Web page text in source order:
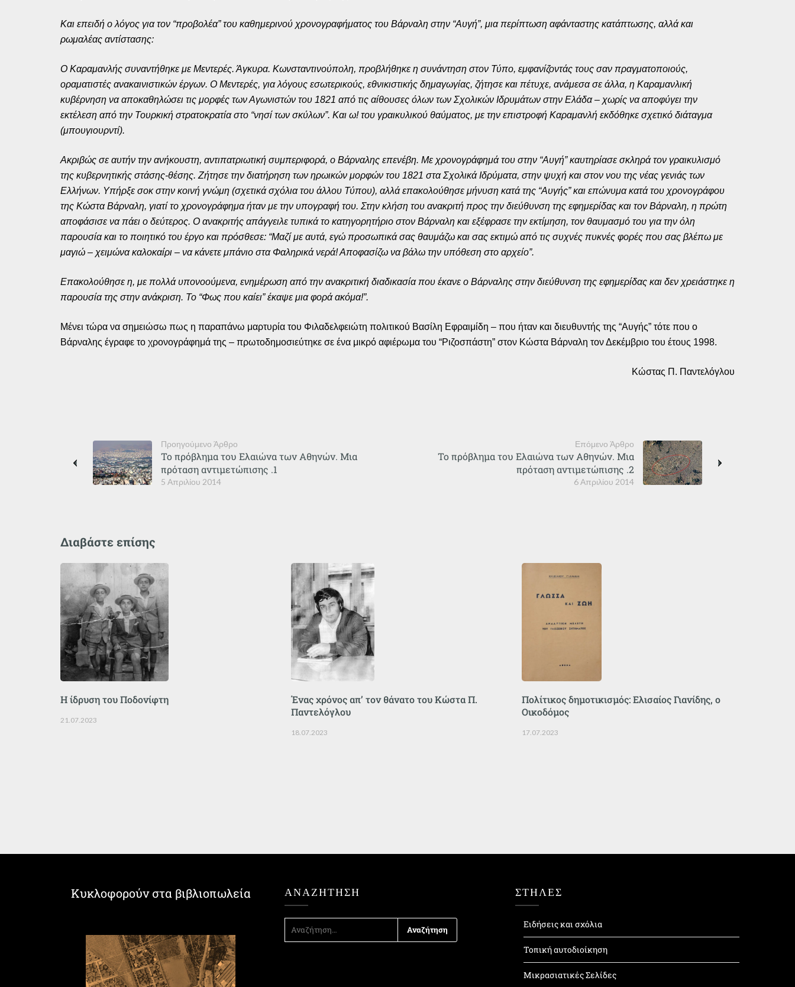
Και επειδή ο λόγος για τον “προβολέα” του καθημερινού χρονογραφήματος του Βάρναλη στην “Αυγή”, μια περίπτωση αφάνταστης κατάπτωσης, αλλά και
ρωμαλέας αντίστασης:
Ο Καραμανλής συναντήθηκε με Μεντερές. Άγκυρα. Κωνσταντινούπολη, προβλήθηκε η συνάντηση στον Τύπο, εμφανίζοντάς τους σαν πραγματοποιούς,
οραματιστές ανακαινιστικών έργων. Ο Μεντερές, για λόγους εσωτερικούς, εθνικιστικής δημαγωγίας, ζήτησε και πέτυχε, ανάμεσα σε άλλα, η Καραμανλική
κυβέρνηση να αποκαθηλώσει τις μορφές των Αγωνιστών του 1821 από τις αίθουσες όλων των Σχολικών Ιδρυμάτων στην Ελάδα – χωρίς να αποφύγει την
εκτέλεση από την Τουρκική στρατοκρατία στο “νησί των σκύλων”. Και ω! του γραικυλικού θαύματος, με την επιστροφή Καραμανλή εκδόθηκε σχετικό διάταγμα
(μπουγιουρντί).
Ακριβώς σε αυτήν την ανήκουστη, αντιπατριωτική συμπεριφορά, ο Βάρναλης επενέβη. Με χρονογράφημά του στην “Αυγή” καυτηρίασε σκληρά τον γραικυλισμό
της κυβερνητικής στάσης-θέσης. Ζήτησε την διατήρηση των ηρωικών μορφών του 1821 στα Σχολικά Ιδρύματα, στην ψυχή και στον νου της νέας γενιάς των
Ελλήνων. Υπήρξε σοκ στην κοινή γνώμη (σχετικά σχόλια του άλλου Τύπου), αλλά επακολούθησε μήνυση κατά της “Αυγής” και επώνυμα κατά του χρονογράφου
της Κώστα Βάρναλη, γιατί το χρονογράφημα ήταν με την υπογραφή του. Στην κλήση του ανακριτή προς την διεύθυνση της εφημερίδας και τον Βάρναλη, η πρώτη
αποφάσισε να πάει ο δεύτερος. Ο ανακριτής απάγγειλε τυπικά το κατηγορητήριο στον Βάρναλη και εξέφρασε την εκτίμηση, τον θαυμασμό του για την όλη
παρουσία και το ποιητικό του έργο και πρόσθεσε: “Μαζί με αυτά, εγώ προσωπικά σας θαυμάζω και σας εκτιμώ από τις συχνές πυκνές φορές που σας βλέπω με
μαγιώ – χειμώνα καλοκαίρι – να κάνετε μπάνιο στα Φαληρικά νερά! Αποφασίζω να βάλω την υπόθεση στο αρχείο”.
Επακολούθησε η, με πολλά υπονοούμενα, ενημέρωση από την ανακριτική διαδικασία που έκανε ο Βάρναλης στην διεύθυνση της εφημερίδας και δεν χρειάστηκε η
παρουσία της στην ανάκριση. Το “Φως που καίει” έκαψε μια φορά ακόμα!”.
Μένει τώρα να σημειώσω πως η παραπάνω μαρτυρία του Φιλαδελφειώτη πολιτικού Βασίλη Εφραιμίδη – που ήταν και διευθυντής της “Αυγής” τότε που ο
Βάρναλης έγραφε το χρονογράφημά της – πρωτοδημοσιεύτηκε σε ένα μικρό αφιέρωμα του “Ριζοσπάστη” στον Κώστα Βάρναλη τον Δεκέμβριο του έτους 1998.
Κώστας Π. Παντελόγλου
Προηγούμενο Άρθρο
5 Απριλίου 2014
Το πρόβλημα του Ελαιώνα των Αθηνών. Μια
πρόταση αντιμετώπισης .1
Επόμενο Άρθρο
6 Απριλίου 2014
Το πρόβλημα του Ελαιώνα των Αθηνών. Μια
πρόταση αντιμετώπισης .2
Διαβάστε επίσης
Η ίδρυση του Ποδονίφτη
21.07.2023
Ένας χρόνος απ’ τον θάνατο του Κώστα Π.
Παντελόγλου
18.07.2023
Πολίτικος δημοτικισμός: Ελισαίος Γιανίδης, ο
Οικοδόμος
17.07.2023
Κυκλοφορούν στα βιβλιοπωλεία ΑΝΑΖΉΤΗΣΗ
ΓΙΑ:
ΣΤΗΛΕΣ
Ειδήσεις και σχόλια
Τοπική αυτοδιοίκηση
Μικρασιατικές Σελίδες